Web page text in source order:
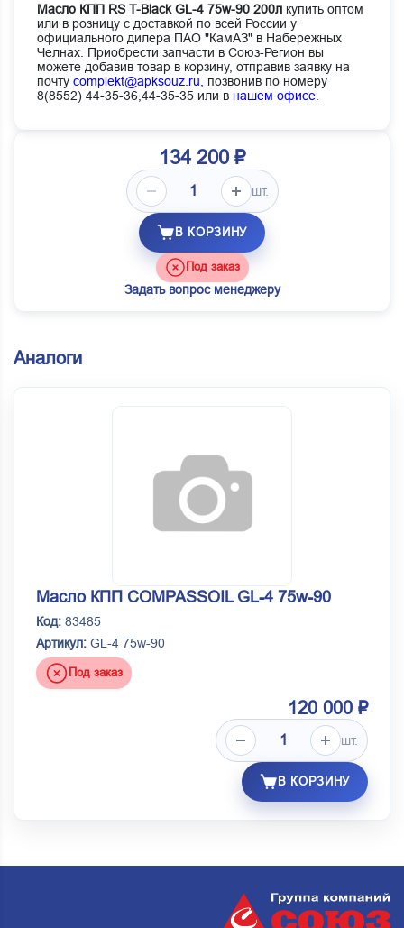
Масло КПП RS T-Black GL-4 75w-90 200л купить оптом
или в розницу с доставкой по всей России у
официального дилера ПАО "КамАЗ" в Набережных
Челнах. Приобрести запчасти в Союз-Регион вы
можете добавив товар в корзину, отправив заявку на
почту complekt@apksouz.ru,
позвонив по номеру
8(8552) 44-35-36,44-35-35 или в нашем офисе
134 200 ₽
шт.
В КОРЗИНУ
Под заказ
Задать вопрос менеджеру
Аналоги
Масло КПП COMPASSOIL GL-4 75w-90
Код: 83485
Артикул: GL-4 75w-90
Под заказ
120 000 ₽
шт.
В КОРЗИНУ